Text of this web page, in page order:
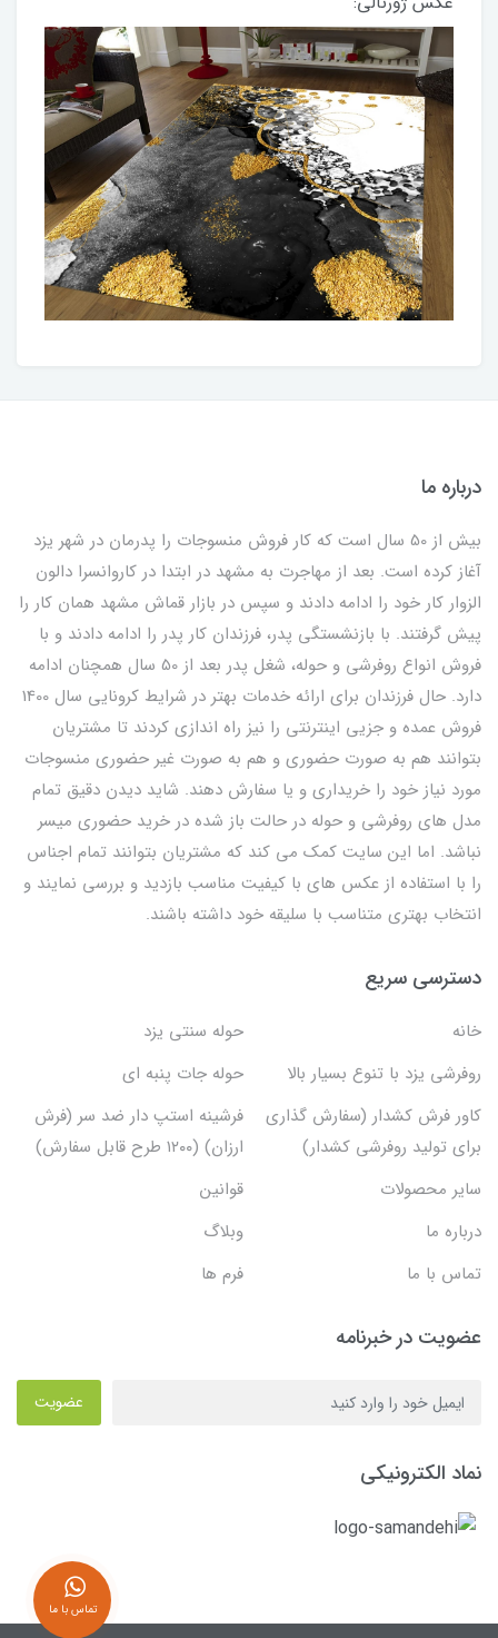
درباره ما
بیش از 50 سال است که کار فروش منسوجات را پدرمان در شهر یزد
آغاز کرده است. بعد از مهاجرت به مشهد در ابتدا در کاروانسرا دالون
الزوار کار خود را ادامه دادند و سپس در بازار قماش مشهد همان کار را
پیش گرفتند. با بازنشستگی پدر، فرزندان کار پدر را ادامه دادند و با
فروش انواع روفرشی و حوله، شغل پدر بعد از 50 سال همچنان ادامه
دارد. حال فرزندان برای ارائه خدمات بهتر در شرایط کرونایی سال 1400
فروش عمده و جزیی اینترنتی را نیز راه اندازی کردند تا مشتریان
بتوانند هم به صورت حضوری و هم به صورت غیر حضوری منسوجات
مورد نیاز خود را خریداری و یا سفارش دهند. شاید دیدن دقیق تمام
مدل های روفرشی و حوله در حالت باز شده در خرید حضوری میسر
نباشد. اما این سایت کمک می کند که مشتریان بتوانند تمام اجناس
را با استفاده از عکس های با کیفیت مناسب بازدید و بررسی نمایند و
انتخاب بهتری متناسب با سلیقه خود داشته باشند.
دسترسی سریع
خانه
حوله سنتی یزد
روفرشی یزد با تنوع بسیار بالا
حوله جات پنبه ای
کاور فرش کشدار (سفارش گذاری
برای تولید روفرشی کشدار)
فرشینه استپ دار ضد سر (فرش
ارزان) (۱۲۰۰ طرح قابل سفارش)
سایر محصولات
قوانین
درباره ما
وبلاگ
تماس با ما
فرم ها
عضویت در خبرنامه
عضویت
نماد الکترونیکی
تماس با ما